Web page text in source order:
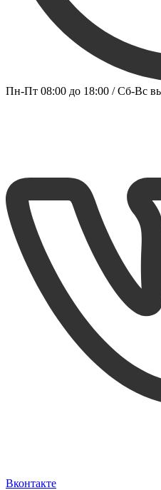
Пн-Пт 08:00 до 18:00 / Сб-Вс
Вконтакте